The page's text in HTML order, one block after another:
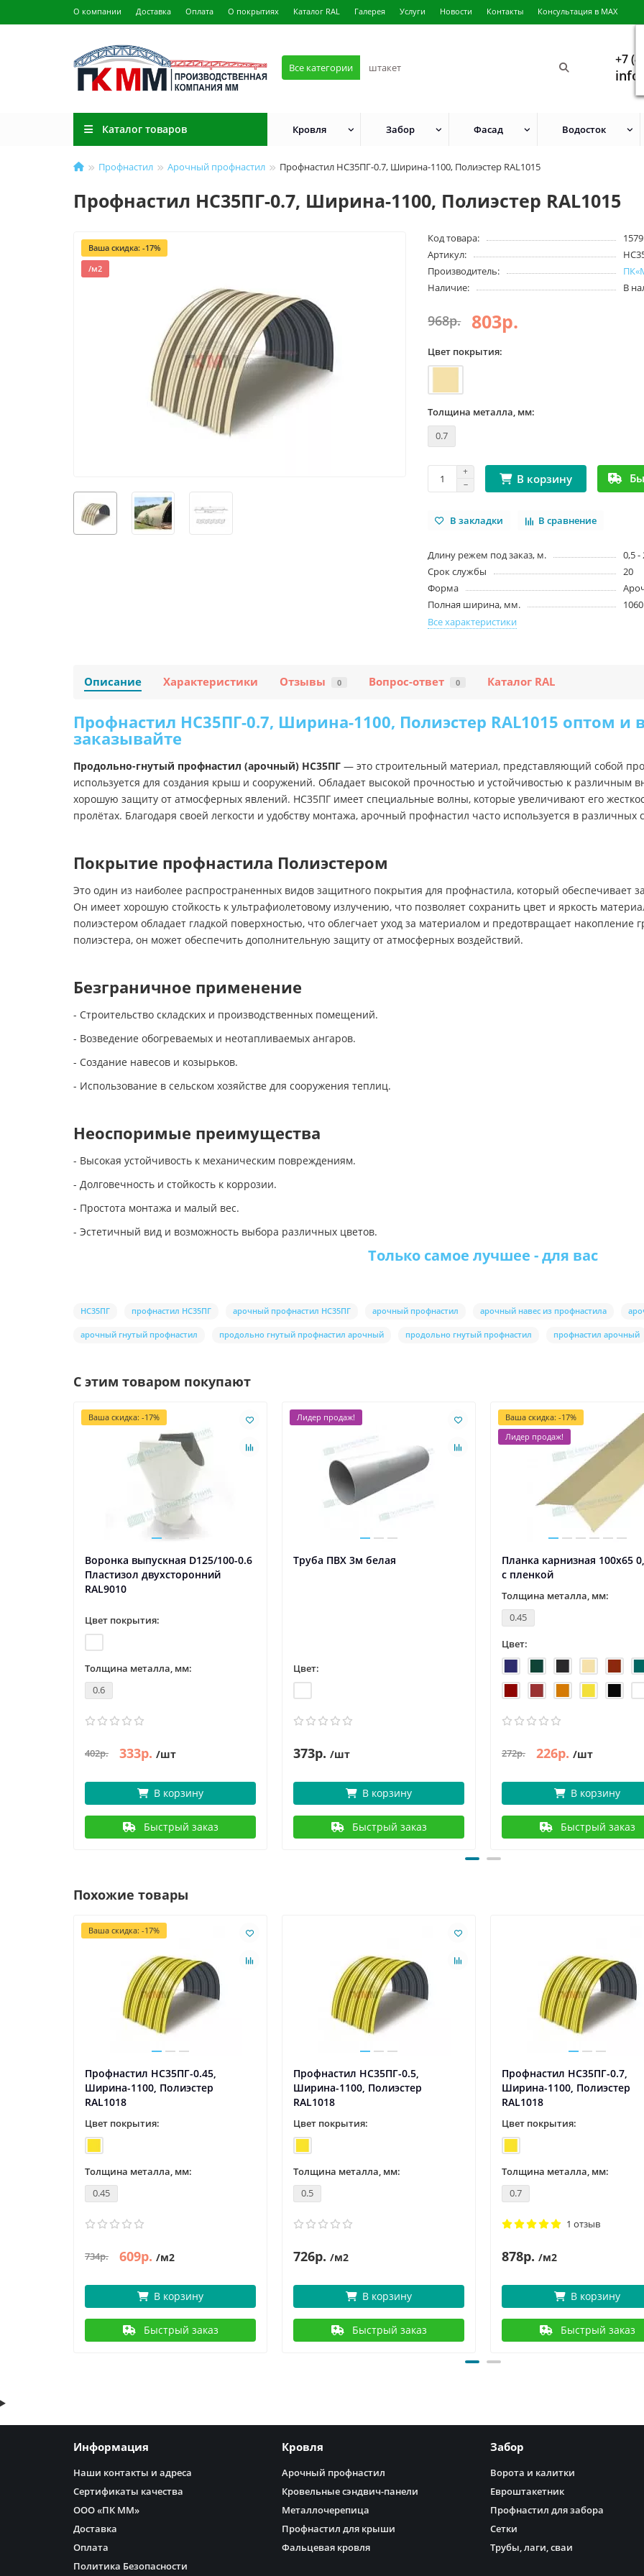
О компании Доставка Оплата О покрытиях Каталог RAL Галерея Услуги Новости Контакты Консультация в MAX
Все категории
+7
Каталог товаров Кровля Забор Фасад Водосток
Профнастил Арочный профнастил Профнастил НС35ПГ-0.7, Ширина-1100, Полиэстер RAL1015
Профнастил НС35ПГ-0.7, Ширина-1100, Полиэстер RAL1015
Ваша скидка: -17%
/м2
Код товара:
Артикул:
Производитель:
Наличие:
В
968р. 803р.
Цвет покрытия:
Толщина металла, мм:
0.7
В корзину
В закладки В сравнение
Длину режем под заказ, м.
0,5 -
Срок службы
20
Форма
Полная ширина, мм.
1060
Все характеристики
Описание Характеристики Отзывы 0 Вопрос-ответ 0 Каталог RAL
Профнастил НС35ПГ-0.7, Ширина-1100, Полиэстер RAL1015 оптом и
заказывайте
Продольно-гнутый профнастил (арочный) НС35ПГ — это строительный материал, представляющий собой
используется для создания крыш и сооружений. Обладает высокой прочностью и устойчивостью к различным
хорошую защиту от атмосферных явлений. НС35ПГ имеет специальные волны, которые увеличивают его
пролётах. Благодаря своей легкости и удобству монтажа, арочный профнастил часто используется в различных
Покрытие профнастила Полиэстером
Это один из наиболее распространенных видов защитного покрытия для профнастила, который обеспечивает
Он имеет хорошую стойкость к ультрафиолетовому излучению, что позволяет сохранить цвет и яркость
полиэстером обладает гладкой поверхностью, что облегчает уход за материалом и предотвращает накопление
полиэстера, он может обеспечить дополнительную защиту от атмосферных воздействий.
Безграничное применение
- Строительство складских и производственных помещений.
- Возведение обогреваемых и неотапливаемых ангаров.
- Создание навесов и козырьков.
- Использование в сельском хозяйстве для сооружения теплиц.
Неоспоримые преимущества
- Высокая устойчивость к механическим повреждениям.
- Долговечность и стойкость к коррозии.
- Простота монтажа и малый вес.
- Эстетичный вид и возможность выбора различных цветов.
Только самое лучшее - для вас
НС35ПГ профнастил НС35ПГ арочный профнастил НС35ПГ арочный профнастил арочный навес из профнастила
арочный гнутый профнастил продольно гнутый профнастил арочный продольно гнутый профнастил профнастил арочный
С этим товаром покупают
Ваша скидка: -17%
Воронка выпускная D125/100-0.6
Пластизол двухсторонний
RAL9010
Цвет покрытия:
Толщина металла, мм:
0.6
402р. 333р. /шт
В корзину
Быстрый заказ
Лидер продаж!
Труба ПВХ 3м белая
Цвет:
373р. /шт
В корзину
Быстрый заказ
Ваша скидка: -17%
Лидер продаж!
Планка карнизная 100х65
с пленкой
Толщина металла, мм:
0.45
Цвет:
272р. 226р. /шт
В корзину
Быстрый заказ
Похожие товары
Ваша скидка: -17%
Профнастил НС35ПГ-0.45,
Ширина-1100, Полиэстер
RAL1018
Цвет покрытия:
Толщина металла, мм:
0.45
734р. 609р. /м2
В корзину
Быстрый заказ
Профнастил НС35ПГ-0.5,
Ширина-1100, Полиэстер
RAL1018
Цвет покрытия:
Толщина металла, мм:
0.5
726р. /м2
В корзину
Быстрый заказ
Профнастил НС35ПГ-0.7,
Ширина-1100, Полиэстер
RAL1018
Цвет покрытия:
Толщина металла, мм:
0.7
1 отзыв
878р. /м2
В корзину
Быстрый заказ
Информация
Наши контакты и адреса
Сертификаты качества
ООО «ПК ММ»
Доставка
Оплата
Политика Безопасности
Кровля
Арочный профнастил
Кровельные сэндвич-панели
Металлочерепица
Профнастил для крыши
Фальцевая кровля
Забор
Ворота и калитки
Евроштакетник
Профнастил для забора
Сетки
Трубы, лаги, сваи